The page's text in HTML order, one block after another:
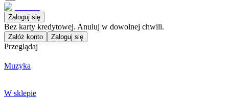
Zaloguj się
Bez karty kredytowej. Anuluj w dowolnej chwili.
Załóż konto Zaloguj się
Przeglądaj
Muzyka
W sklepie